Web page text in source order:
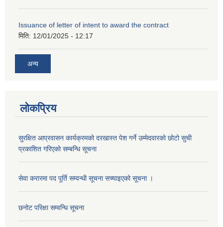
Issuance of letter of intent to award the contract
मिति: 12/01/2025 - 12:17
अन्य
लोकप्रिय
सुरक्षित आप्रवासन कार्यक्रमको दरखास्त पेश गर्ने उम्मेदवारको छोटो सुची
प्रकाशित गरिएको सम्बन्धि सूचना
सेवा करारमा पद पूर्ति सम्वन्धी सूचना सच्याइएको सूचना ।
छनोट परिक्षा सम्वन्धि सूचना